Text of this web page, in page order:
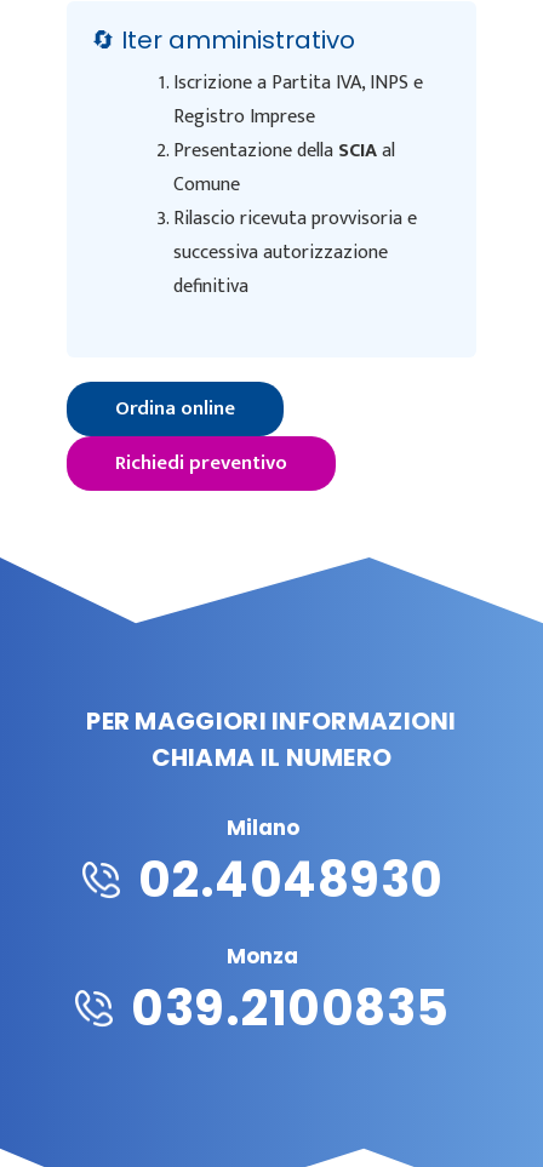
🔄 Iter amministrativo
Iscrizione a Partita IVA, INPS e
Registro Imprese
Presentazione dellaSCIAal
Comune
Rilascio ricevuta provvisoria e
successiva autorizzazione
definitiva
Ordina online
Richiedi preventivo
PER MAGGIORI INFORMAZIONI
CHIAMA IL NUMERO
Milano
02.4048930
Monza
039.2100835